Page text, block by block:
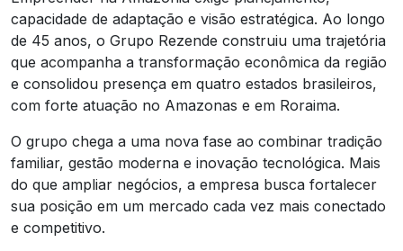
capacidade de adaptação e visão estratégica. Ao longo
de 45 anos, o Grupo Rezende construiu uma trajetória
que acompanha a transformação econômica da região
e consolidou presença em quatro estados brasileiros,
com forte atuação no Amazonas e em Roraima.
O grupo chega a uma nova fase ao combinar tradição
familiar, gestão moderna e inovação tecnológica. Mais
do que ampliar negócios, a empresa busca fortalecer
sua posição em um mercado cada vez mais conectado
e competitivo.